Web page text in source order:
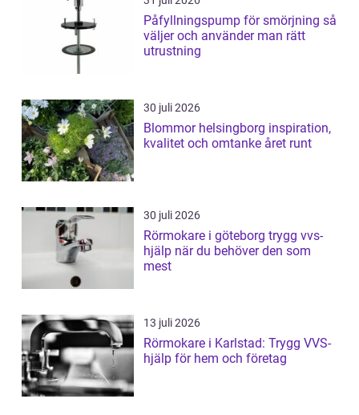
Påfyllningspump för smörjning så
väljer och använder man rätt
utrustning
30 juli 2026
Blommor helsingborg inspiration,
kvalitet och omtanke året runt
30 juli 2026
Rörmokare i göteborg trygg vvs-
hjälp när du behöver den som
mest
13 juli 2026
Rörmokare i Karlstad: Trygg VVS-
hjälp för hem och företag